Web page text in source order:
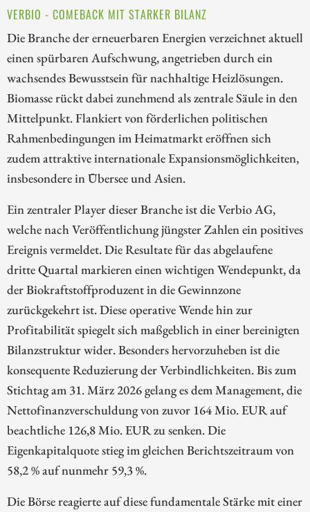
VERBIO - COMEBACK MIT STARKER BILANZ
Die Branche der erneuerbaren Energien verzeichnet aktuell
einen spürbaren Aufschwung, angetrieben durch ein
wachsendes Bewusstsein für nachhaltige Heizlösungen.
Biomasse rückt dabei zunehmend als zentrale Säule in den
Mittelpunkt. Flankiert von förderlichen politischen
Rahmenbedingungen im Heimatmarkt eröffnen sich
zudem attraktive internationale Expansionsmöglichkeiten,
insbesondere in Übersee und Asien.
Ein zentraler Player dieser Branche ist die Verbio AG,
welche nach Veröffentlichung jüngster Zahlen ein positives
Ereignis vermeldet. Die Resultate für das abgelaufene
dritte Quartal markieren einen wichtigen Wendepunkt, da
der Biokraftstoffproduzent in die Gewinnzone
zurückgekehrt ist. Diese operative Wende hin zur
Profitabilität spiegelt sich maßgeblich in einer bereinigten
Bilanzstruktur wider. Besonders hervorzuheben ist die
konsequente Reduzierung der Verbindlichkeiten. Bis zum
Stichtag am 31. März 2026 gelang es dem Management, die
Nettofinanzverschuldung von zuvor 164 Mio. EUR auf
beachtliche 126,8 Mio. EUR zu senken. Die
Eigenkapitalquote stieg im gleichen Berichtszeitraum von
58,2 % auf nunmehr 59,3 %.
Die Börse reagierte auf diese fundamentale Stärke mit einer